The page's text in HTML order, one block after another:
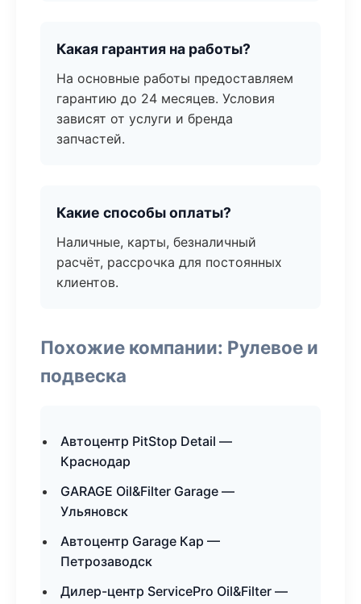
Какая гарантия на работы?
На основные работы предоставляем
гарантию до 24 месяцев. Условия
зависят от услуги и бренда
запчастей.
Какие способы оплаты?
Наличные, карты, безналичный
расчёт, рассрочка для постоянных
клиентов.
Похожие компании: Рулевое и
подвеска
Автоцентр PitStop Detail —
Краснодар
GARAGE Oil&Filter Garage —
Ульяновск
Автоцентр Garage Кар —
Петрозаводск
Дилер-центр ServicePro Oil&Filter —